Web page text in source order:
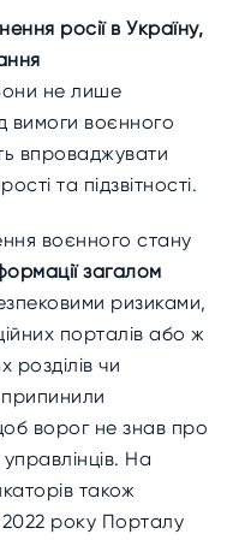
росії в Україну,
не лише
вимоги воєнного
впроваджувати
та підзвітності.
воєнного стану
загалом
ризиками,
порталів або ж
чи
ворог не знав про
На
також
року Порталу